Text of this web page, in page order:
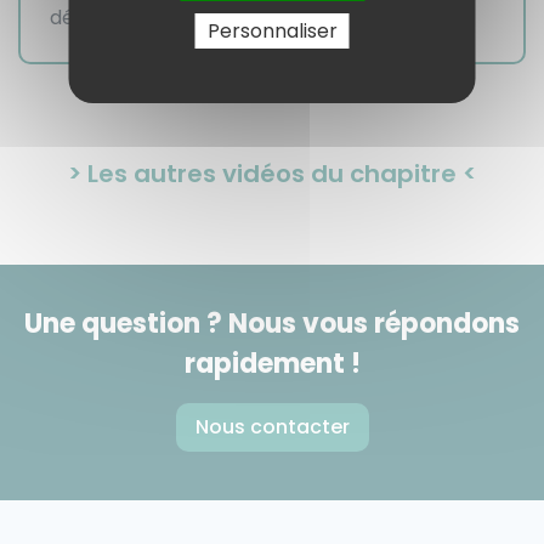
dégressif.
> Les autres vidéos du chapitre <
Une question ? Nous vous répondons
rapidement !
Nous contacter
Personnaliser